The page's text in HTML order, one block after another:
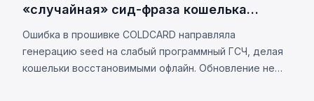
«случайная» сид-фраза кошелька
Ошибка в прошивке COLDCARD направляла
генерацию seed на слабый программный ГСЧ, делая
кошельки восстановимыми офлайн. Обновление не